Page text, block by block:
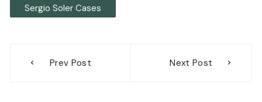
Sergio Soler Cases
Prev Post Next Post